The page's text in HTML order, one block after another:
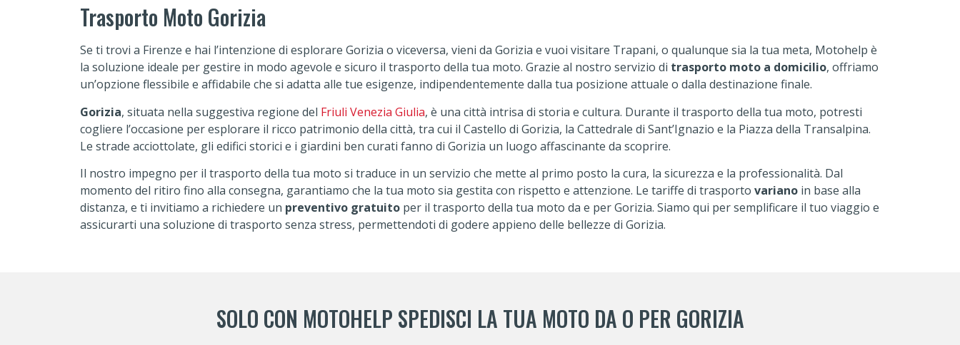
Trasporto Moto Gorizia
Se ti trovi a Firenze e hai l’intenzione di esplorare Gorizia o viceversa, vieni da Gorizia e vuoi visitare Trapani, o qualunque sia la tua meta, Motohelp è
la soluzione ideale per gestire in modo agevole e sicuro il trasporto della tua moto. Grazie al nostro servizio di trasporto moto a domicilio, offriamo
un’opzione flessibile e affidabile che si adatta alle tue esigenze, indipendentemente dalla tua posizione attuale o dalla destinazione finale.
Gorizia, situata nella suggestiva regione del Friuli Venezia Giulia, è una città intrisa di storia e cultura. Durante il trasporto della tua moto, potresti
cogliere l’occasione per esplorare il ricco patrimonio della città, tra cui il Castello di Gorizia, la Cattedrale di Sant’Ignazio e la Piazza della Transalpina.
Le strade acciottolate, gli edifici storici e i giardini ben curati fanno di Gorizia un luogo affascinante da scoprire.
Il nostro impegno per il trasporto della tua moto si traduce in un servizio che mette al primo posto la cura, la sicurezza e la professionalità. Dal
momento del ritiro fino alla consegna, garantiamo che la tua moto sia gestita con rispetto e attenzione. Le tariffe di trasporto variano in base alla
distanza, e ti invitiamo a richiedere un preventivo gratuito per il trasporto della tua moto da e per Gorizia. Siamo qui per semplificare il tuo viaggio e
assicurarti una soluzione di trasporto senza stress, permettendoti di godere appieno delle bellezze di Gorizia.
SOLO CON MOTOHELP SPEDISCI LA TUA MOTO DA O PER GORIZIA